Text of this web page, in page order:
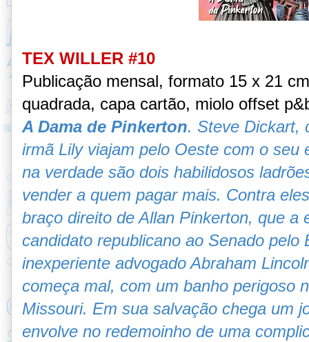
TEX WILLER #10
Publicação mensal, formato 15 x 21
quadrada, capa cartão, miolo offset
A Dama de Pinkerton. Steve Dickart,
irmã Lily viajam pelo Oeste com o seu
na verdade são dois habilidosos
vender a quem pagar mais. Contra
braço direito de Allan Pinkerton, que a
candidato republicano ao Senado pelo
inexperiente advogado Abraham
começa mal, com um banho perigoso
Missouri. Em sua salvação chega um
envolve no redemoinho de uma